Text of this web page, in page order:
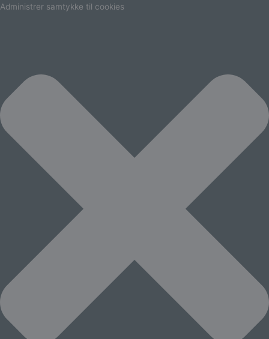
Administrer samtykke til cookies
Funktionsdygtig
Præferencer
Statistikker
Marketing